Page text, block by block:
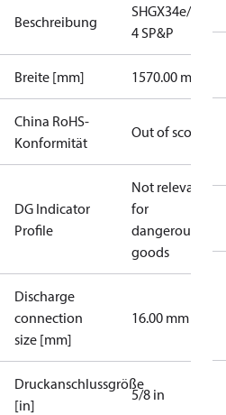
Beschreibung
SHGX34e/380-
4 SP&P
Breite [mm] 1570.00 mm
China RoHS-
Konformität
Out of scope
DG Indicator
Profile
Not relevant
for
dangerous
goods
Discharge
connection
size [mm]
16.00 mm
Druckanschlussgröße
[in]
5/8 in